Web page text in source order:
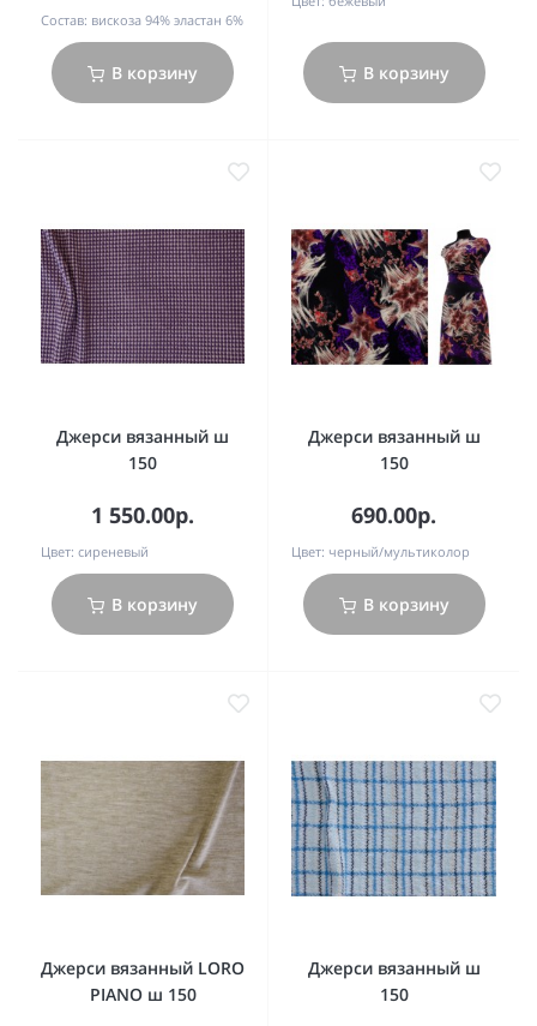
Состав: вискоза 94% эластан 6%
В корзину В корзину
Джерси вязанный ш
150
1 550.00р.
Цвет: сиреневый
В корзину
Джерси вязанный ш
150
690.00р.
Цвет: черный/мультиколор
В корзину
Джерси вязанный LORO
PIANO ш 150
Джерси вязанный ш
150